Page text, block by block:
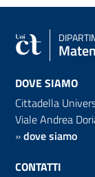
DOVE SIAMO
Cittadella
Viale Andrea
»dove siamo
CONTATTI